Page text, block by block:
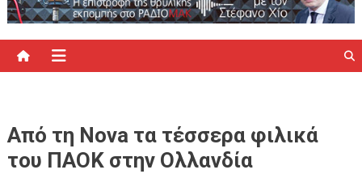
Από τη Nova τα τέσσερα φιλικά
του ΠΑΟΚ στην Ολλανδία